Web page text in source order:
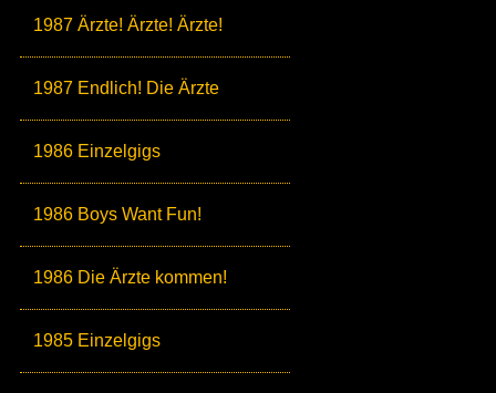
1987 Ärzte! Ärzte! Ärzte!
1987 Endlich! Die Ärzte
1986 Einzelgigs
1986 Boys Want Fun!
1986 Die Ärzte kommen!
1985 Einzelgigs